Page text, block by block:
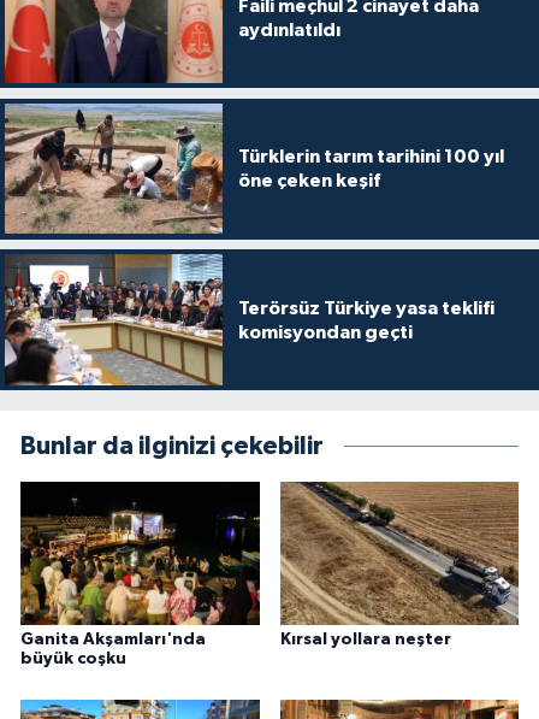
Faili meçhul 2 cinayet daha
aydınlatıldı
Türklerin tarım tarihini 100 yıl
öne çeken keşif
Terörsüz Türkiye yasa teklifi
komisyondan geçti
Bunlar da ilginizi çekebilir
Ganita Akşamları'nda
büyük coşku
Kırsal yollara neşter